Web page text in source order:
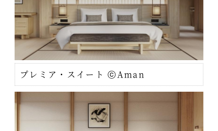
プレミア・スイート ⓒAman